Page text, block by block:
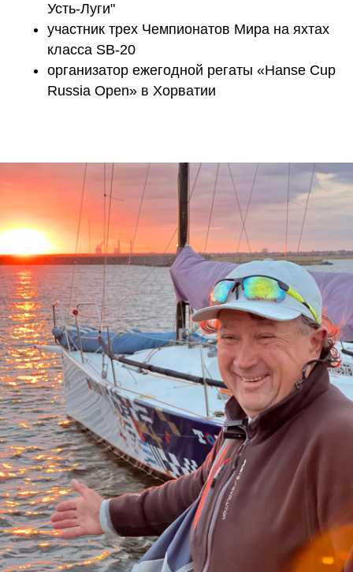
Усть-Луги"
участник трех Чемпионатов Мира на яхтах
класса SB-20
организатор ежегодной регаты «Hanse Cup
Russia Open» в Хорватии